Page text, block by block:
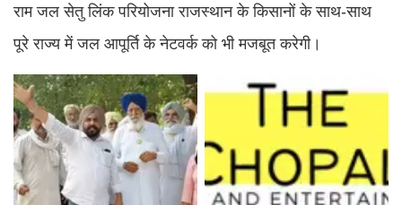
राम जल सेतु लिंक परियोजना राजस्थान के किसानों के साथ-साथ
पूरे राज्य में जल आपूर्ति के नेटवर्क को भी मजबूत करेगी।